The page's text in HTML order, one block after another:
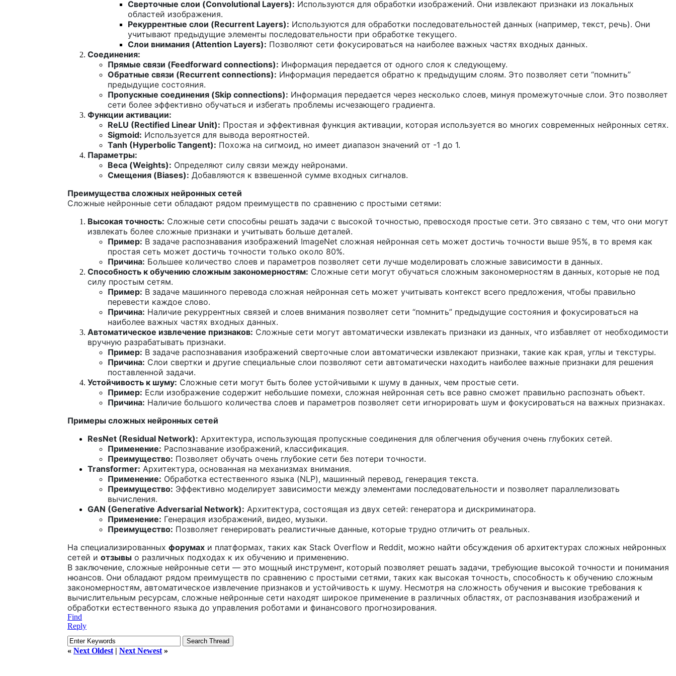
Сверточные слои (Convolutional Layers): Используются для обработки изображений. Они извлекают признаки из локальных
областей изображения.
Рекуррентные слои (Recurrent Layers): Используются для обработки последовательностей данных (например, текст, речь). Они
учитывают предыдущие элементы последовательности при обработке текущего.
Слои внимания (Attention Layers): Позволяют сети фокусироваться на наиболее важных частях входных данных.
Соединения:
Прямые связи (Feedforward connections): Информация передается от одного слоя к следующему.
Обратные связи (Recurrent connections): Информация передается обратно к предыдущим слоям. Это позволяет сети “помнить”
предыдущие состояния.
Пропускные соединения (Skip connections): Информация передается через несколько слоев, минуя промежуточные слои. Это позволяет
сети более эффективно обучаться и избегать проблемы исчезающего градиента.
Функции активации:
ReLU (Rectified Linear Unit): Простая и эффективная функция активации, которая используется во многих современных нейронных сетях.
Sigmoid: Используется для вывода вероятностей.
Tanh (Hyperbolic Tangent): Похожа на сигмоид, но имеет диапазон значений от -1 до 1.
Параметры:
Веса (Weights): Определяют силу связи между нейронами.
Смещения (Biases): Добавляются к взвешенной сумме входных сигналов.
Преимущества сложных нейронных сетей
Сложные нейронные сети обладают рядом преимуществ по сравнению с простыми сетями:
Высокая точность: Сложные сети способны решать задачи с высокой точностью, превосходя простые сети. Это связано с тем, что они могут
извлекать более сложные признаки и учитывать больше деталей.
Пример: В задаче распознавания изображений ImageNet сложная нейронная сеть может достичь точности выше 95%, в то время как
простая сеть может достичь точности только около 80%.
Причина: Большее количество слоев и параметров позволяет сети лучше моделировать сложные зависимости в данных.
Способность к обучению сложным закономерностям: Сложные сети могут обучаться сложным закономерностям в данных, которые не под
силу простым сетям.
Пример: В задаче машинного перевода сложная нейронная сеть может учитывать контекст всего предложения, чтобы правильно
перевести каждое слово.
Причина: Наличие рекуррентных связей и слоев внимания позволяет сети “помнить” предыдущие состояния и фокусироваться на
наиболее важных частях входных данных.
Автоматическое извлечение признаков: Сложные сети могут автоматически извлекать признаки из данных, что избавляет от необходимости
вручную разрабатывать признаки.
Пример: В задаче распознавания изображений сверточные слои автоматически извлекают признаки, такие как края, углы и текстуры.
Причина: Слои свертки и другие специальные слои позволяют сети автоматически находить наиболее важные признаки для решения
поставленной задачи.
Устойчивость к шуму: Сложные сети могут быть более устойчивыми к шуму в данных, чем простые сети.
Пример: Если изображение содержит небольшие помехи, сложная нейронная сеть все равно сможет правильно распознать объект.
Причина: Наличие большого количества слоев и параметров позволяет сети игнорировать шум и фокусироваться на важных признаках.
Примеры сложных нейронных сетей
ResNet (Residual Network): Архитектура, использующая пропускные соединения для облегчения обучения очень глубоких сетей.
Применение: Распознавание изображений, классификация.
Преимущество: Позволяет обучать очень глубокие сети без потери точности.
Transformer: Архитектура, основанная на механизмах внимания.
Применение: Обработка естественного языка (NLP), машинный перевод, генерация текста.
Преимущество: Эффективно моделирует зависимости между элементами последовательности и позволяет параллелизовать
вычисления.
GAN (Generative Adversarial Network): Архитектура, состоящая из двух сетей: генератора и дискриминатора.
Применение: Генерация изображений, видео, музыки.
Преимущество: Позволяет генерировать реалистичные данные, которые трудно отличить от реальных.
На специализированных форумах и платформах, таких как Stack Overflow и Reddit, можно найти обсуждения об архитектурах сложных нейронных
сетей и отзывы о различных подходах к их обучению и применению.
В заключение, сложные нейронные сети — это мощный инструмент, который позволяет решать задачи, требующие высокой точности и понимания
нюансов. Они обладают рядом преимуществ по сравнению с простыми сетями, таких как высокая точность, способность к обучению сложным
закономерностям, автоматическое извлечение признаков и устойчивость к шуму. Несмотря на сложность обучения и высокие требования к
вычислительным ресурсам, сложные нейронные сети находят широкое применение в различных областях, от распознавания изображений и
обработки естественного языка до управления роботами и финансового прогнозирования.
Find
Reply
« Next Oldest | Next Newest »